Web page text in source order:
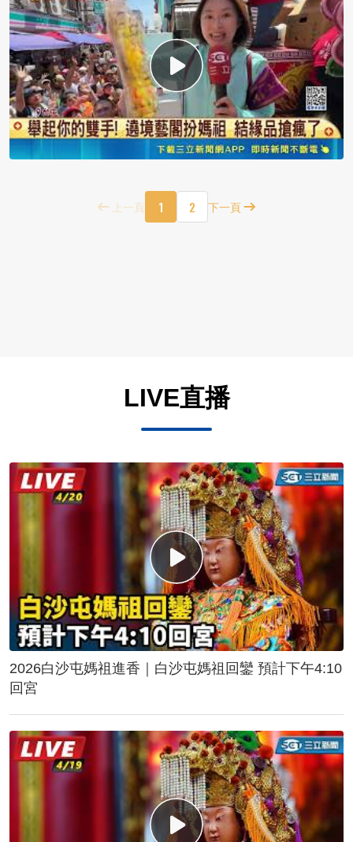
上一頁 1 2 下一頁
LIVE直播
2026白沙屯媽祖進香｜白沙屯媽祖回鑾 預計下午4:10
回宮